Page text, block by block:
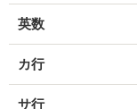
英数
カ行
サ行